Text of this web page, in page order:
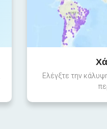
Ελέγξτε την